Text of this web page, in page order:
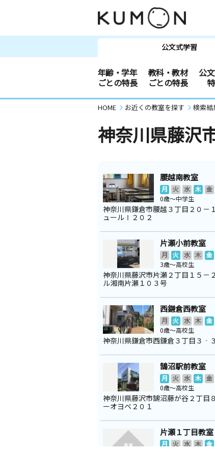
公文式学習
年齢・学年
ごとの特長
教科・教材
ごとの特長
公
HOME お近くの教室を探す 検索結
神奈川県藤沢
腰越南教室
月 火 水 木 金
0歳～中学生
神奈川県鎌倉市腰越３丁目２０
ュールⅠ２０２
片瀬小前教室
月 火 水 木 金
3歳～高校生
神奈川県藤沢市片瀬２丁目１５－
ル湘南片瀬１０３号
西鎌倉西教室
月 火 水 木 金
0歳～高校生
神奈川県鎌倉市西鎌倉３丁目３‐
鵠沼駅前教室
月 火 水 木 金
0歳～高校生
神奈川県藤沢市鵠沼藤が谷２丁
ーオヨベ２０１
片瀬１丁目教室
月 火 水 木 金